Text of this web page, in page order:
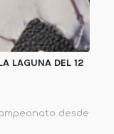
LAGUNA DEL 12
desde